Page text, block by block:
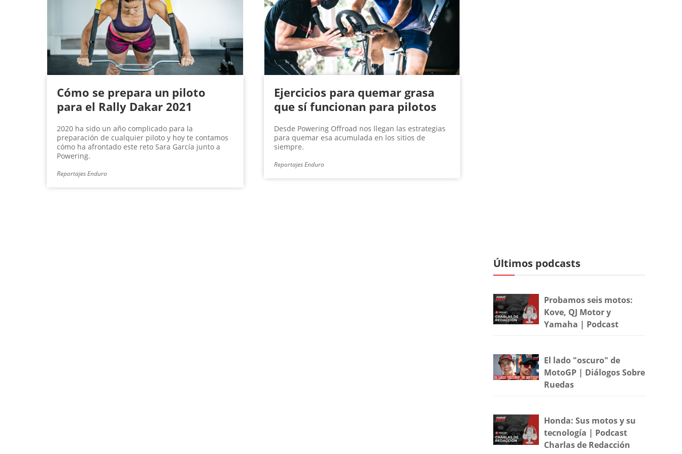
Cómo se prepara un piloto
para el Rally Dakar 2021
2020 ha sido un año complicado para la
preparación de cualquier piloto y hoy te contamos
cómo ha afrontado este reto Sara García junto a
Powering.
Reportajes Enduro
Ejercicios para quemar grasa
que sí funcionan para pilotos
Desde Powering Offroad nos llegan las estrategias
para quemar esa acumulada en los sitios de
siempre.
Reportajes Enduro
Últimos podcasts
Probamos seis motos:
Kove, QJ Motor y
Yamaha | Podcast
El lado "oscuro" de
MotoGP | Diálogos Sobre
Ruedas
Honda: Sus motos y su
tecnología | Podcast
Charlas de Redacción